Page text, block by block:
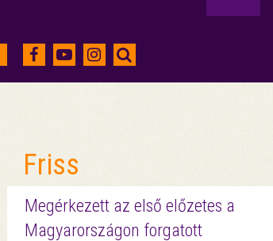
Friss
Megérkezett az első előzetes a
Magyarországon forgatott